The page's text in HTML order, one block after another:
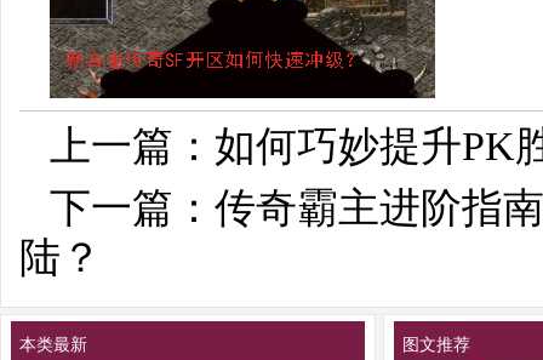
上一篇： 如何巧妙提升PK
下一篇： 传奇霸主进阶指
陆？
本类最新 图文推荐